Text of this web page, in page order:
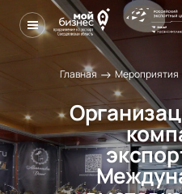
Главная→ Мероприятия